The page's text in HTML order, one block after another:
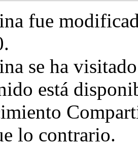
fue
se ha
está
lo contrario.